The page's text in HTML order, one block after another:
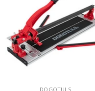
DOGOTULS